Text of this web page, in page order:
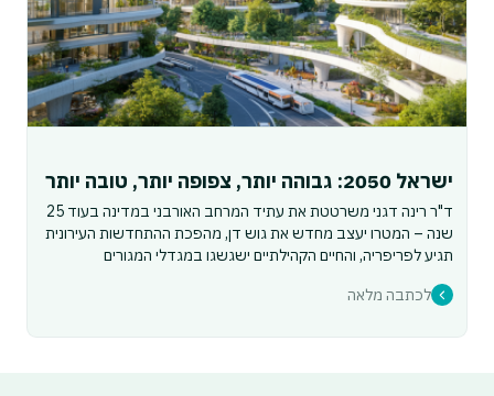
ישראל 2050: גבוהה יותר, צפופה יותר, טובה יותר
ד"ר רינה דגני משרטטת את עתיד המרחב האורבני במדינה בעוד 25
שנה – המטרו יעצב מחדש את גוש דן, מהפכת ההתחדשות העירונית
תגיע לפריפריה, והחיים הקהילתיים ישגשגו במגדלי המגורים
לכתבה מלאה